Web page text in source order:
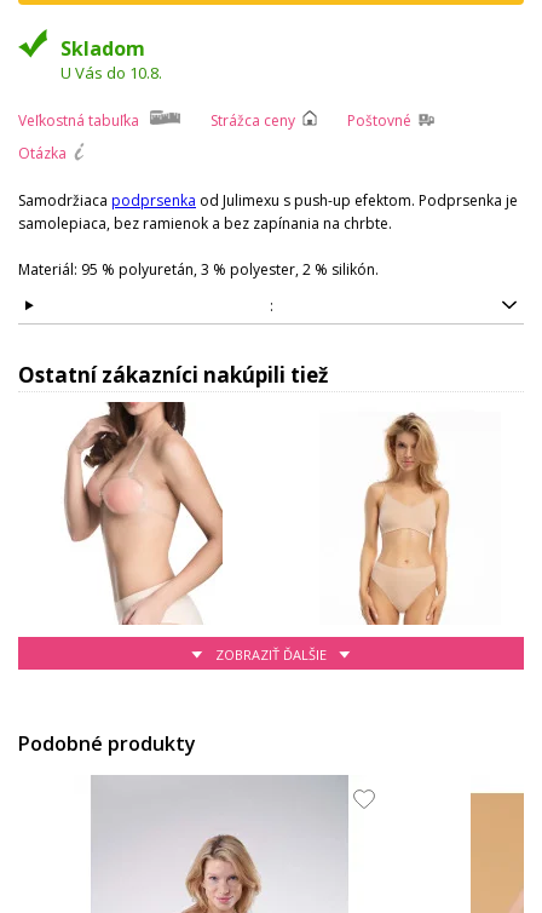
Skladom
U Vás do 10.8.
Veľkostná tabuľka Strážca ceny
Poštovné
Otázka
Samodržiaca podprsenka od Julimexu s push-up efektom. Podprsenka je
samolepiaca, bez ramienok a bez zapínania na chrbte.
Materiál: 95 % polyuretán, 3 % polyester, 2 % silikón.
:
Ostatní zákazníci nakúpili tiež
ZOBRAZIŤ ĎALŠIE
Podobné produkty